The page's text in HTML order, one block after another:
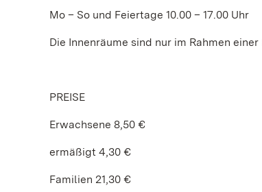
Mo – So und Feiertage 10.00 – 17.00 Uhr
Die Innenräume sind nur im Rahmen
PREISE
Erwachsene 8,50 €
ermäßigt 4,30 €
Familien 21,30 €